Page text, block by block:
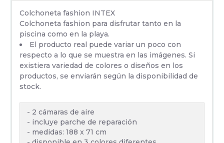
Colchoneta fashion INTEX
Colchoneta fashion para disfrutar tanto en la
piscina como en la playa.
El producto real puede variar un poco con
respecto a lo que se muestra en las imágenes. Si
existiera variedad de colores o diseños en los
productos, se enviarán según la disponibilidad de
stock.
- 2 cámaras de aire
- incluye parche de reparación
- medidas: 188 x 71 cm